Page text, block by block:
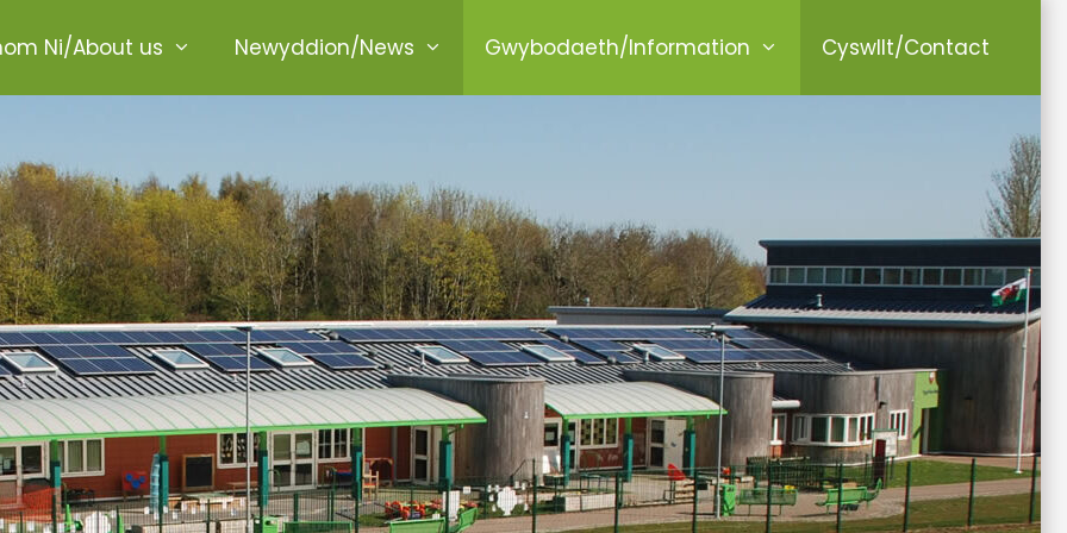
Ni/About us Newyddion/News Gwybodaeth/Information Cyswllt/Contact